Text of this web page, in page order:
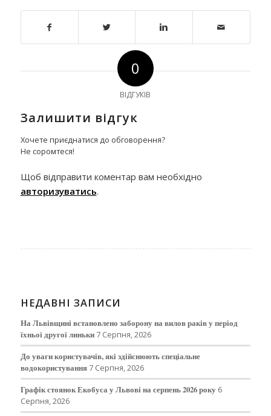
0
ВІДГУКІВ
Залишити відгук
Хочете приєднатися до обговорення?
Не соромтеся!
Щоб відправити коментар вам необхідно
авторизуватись.
НЕДАВНІ ЗАПИСИ
На Львівщині встановлено заборону на вилов раків у період
їхньої другої линьки 7 Серпня, 2026
До уваги користувачів, які здійснюють спеціальне
водокористування 7 Серпня, 2026
Графік стоянок Екобуса у Львові на серпень 2026 року 6
Серпня, 2026